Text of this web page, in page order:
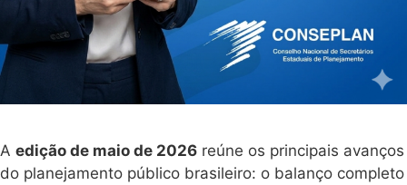
A edição de maio de 2026 reúne os principais avanços
do planejamento público brasileiro: o balanço completo